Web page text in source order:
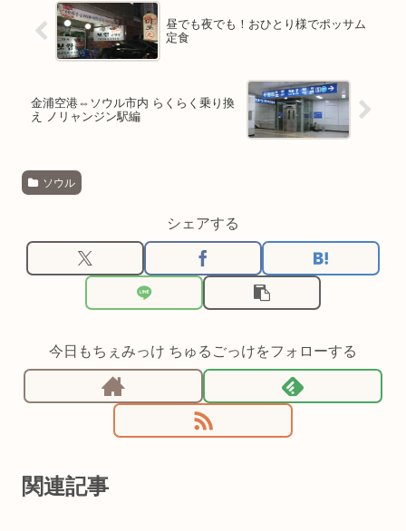
昼でも夜でも！おひとり様でポッサム
定食
金浦空港⇔ソウル市内 らくらく乗り換
え ノリャンジン駅編
ソウル
シェアする
今日もちぇみっけ ちゅるごっけをフォローする
関連記事